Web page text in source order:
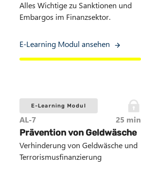
Alles Wichtige zu Sanktionen und
Embargos im Finanzsektor.
E-Learning Modul ansehen
E-Learning Modul
AL-7 25 min
Prävention von Geldwäsche
Verhinderung von Geldwäsche und
Terrorismusfinanzierung